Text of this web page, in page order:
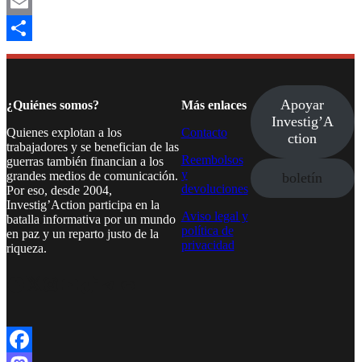
Email
Compartir
¿Quiénes somos?
Quienes explotan a los
trabajadores y se benefician de las
guerras también financian a los
grandes medios de comunicación.
Por eso, desde 2004,
Investig’Action participa en la
batalla informativa por un mundo
en paz y un reparto justo de la
riqueza.
Más enlaces
Contacto
Reembolsos
y
devoluciones
Aviso legal y
política de
privacidad
Apoyar
Investig’A
ction
boletín